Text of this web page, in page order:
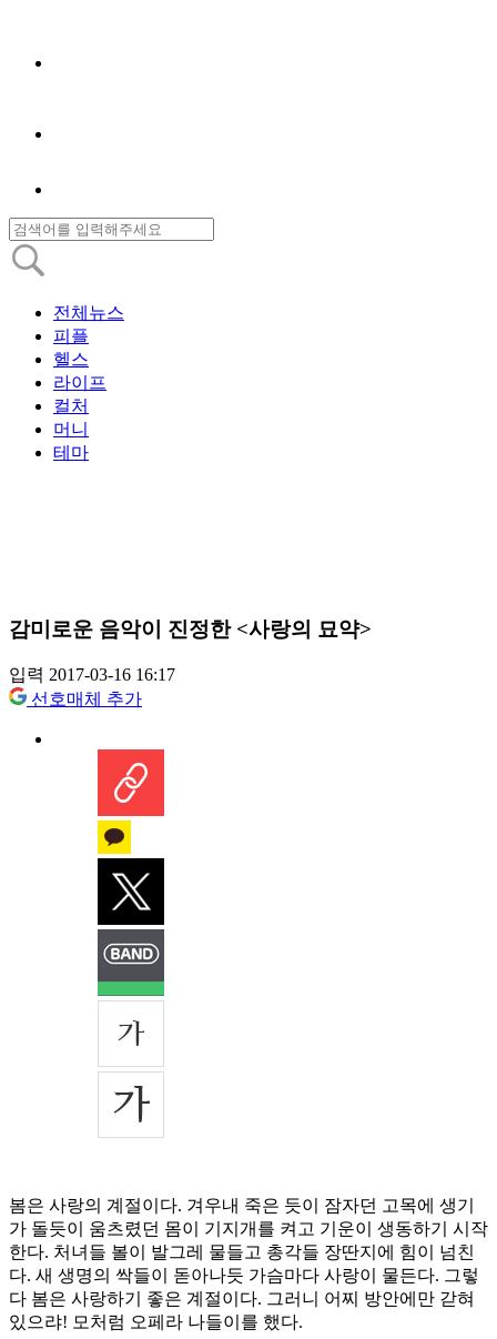
전체뉴스
피플
헬스
라이프
컬처
머니
테마
감미로운 음악이 진정한 <사랑의 묘약>
입력 2017-03-16 16:17
선호매체 추가
봄은 사랑의 계절이다. 겨우내 죽은 듯이 잠자던 고목에 생기
가 돌듯이 움츠렸던 몸이 기지개를 켜고 기운이 생동하기 시작
한다. 처녀들 볼이 발그레 물들고 총각들 장딴지에 힘이 넘친
다. 새 생명의 싹들이 돋아나듯 가슴마다 사랑이 물든다. 그렇
다 봄은 사랑하기 좋은 계절이다. 그러니 어찌 방안에만 갇혀
있으랴! 모처럼 오페라 나들이를 했다.